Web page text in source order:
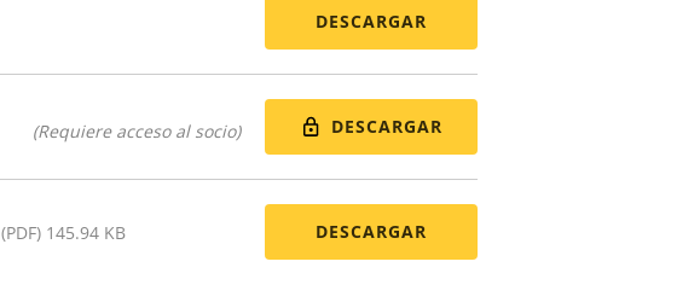
DESCARGAR
(Requiere acceso al socio) DESCARGAR
(PDF) 145.94 KB DESCARGAR